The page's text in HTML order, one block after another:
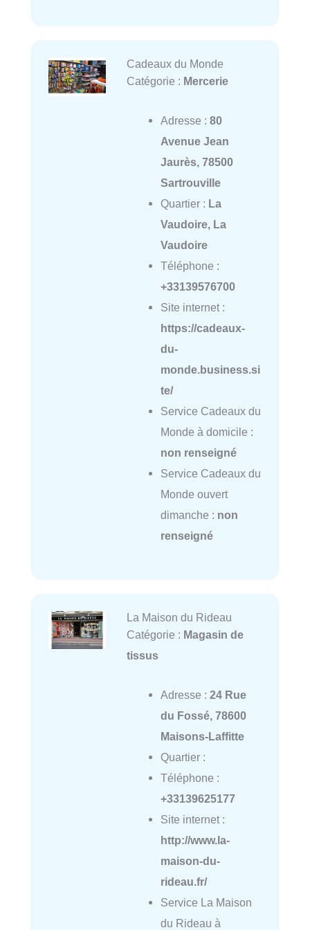
Cadeaux du Monde
Catégorie : Mercerie
Adresse : 80
Avenue Jean
Jaurès, 78500
Sartrouville
Quartier : La
Vaudoire, La
Vaudoire
Téléphone :
+33139576700
Site internet :
https://cadeaux-
du-
monde.business.si
te/
Service Cadeaux du
Monde à domicile :
non renseigné
Service Cadeaux du
Monde ouvert
dimanche : non
renseigné
La Maison du Rideau
Catégorie : Magasin de
tissus
Adresse : 24 Rue
du Fossé, 78600
Maisons-Laffitte
Quartier :
Téléphone :
+33139625177
Site internet :
http://www.la-
maison-du-
rideau.fr/
Service La Maison
du Rideau à